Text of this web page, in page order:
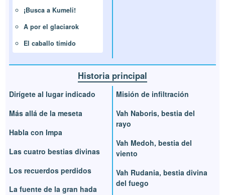
¡Busca a Kumeli!
A por el glaciarok
El caballo tímido
Historia principal
Dirígete al lugar indicado
Más allá de la meseta
Habla con Impa
Las cuatro bestias divinas
Los recuerdos perdidos
La fuente de la gran hada
Misión de infiltración
Vah Naboris, bestia del
rayo
Vah Medoh, bestia del
viento
Vah Rudania, bestia divina
del fuego